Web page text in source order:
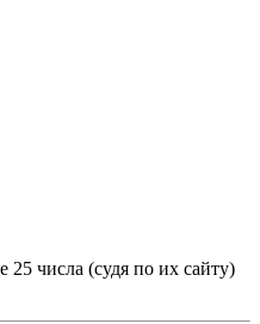
числа (судя по их сайту)